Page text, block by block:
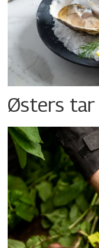
Østers tar